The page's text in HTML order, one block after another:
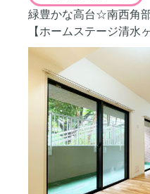
緑豊かな高台☆南西角
【ホームステージ清水